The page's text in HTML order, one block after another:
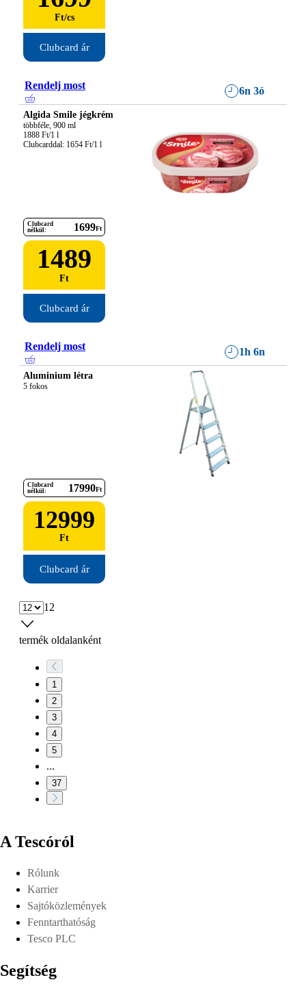
Ft/cs
Clubcard ár
Rendelj most 6n 3ó
Algida Smile jégkrém
többféle, 900 ml
1888 Ft/1 l
Clubcarddal: 1654 Ft/1 l
Clubcard
nélkül:
1699Ft
1489
Ft
Clubcard ár
Rendelj most 1h 6n
Aluminium létra
5 fokos
Clubcard
nélkül:
17990Ft
12999
Ft
Clubcard ár
12
termék oldalanként
1
2
3
4
5
...
37
A Tescóról
Rólunk
Karrier
Sajtóközlemények
Fenntarthatóság
Tesco PLC
Segítség